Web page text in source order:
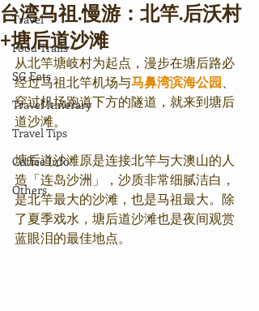
Travel
Food Trails
SG Eats
Travel Itinerary
Travel Tips
Coffee Info.
Others
台湾马祖.慢游：北竿.后沃村
+塘后道沙滩
从北竿塘岐村为起点，漫步在塘后路必
经过马祖北竿机场与马鼻湾滨海公园
穿过机场跑道下方的隧道，就来到塘后
道沙滩。
塘后道沙滩原是连接北竿与大澳山的人
造「连岛沙洲」，沙质非常细腻洁白，
是北竿最大的沙滩，也是马祖最大。除
了夏季戏水，塘后道沙滩也是夜间观赏
蓝眼泪的最佳地点。